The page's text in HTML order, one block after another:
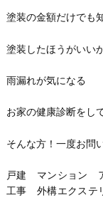
塗装の金額だけでも
塗装したほうがいい
雨漏れが気になる
お家の健康診断をし
そんな方！一度お問
戸建 マンション
工事 外構エクス